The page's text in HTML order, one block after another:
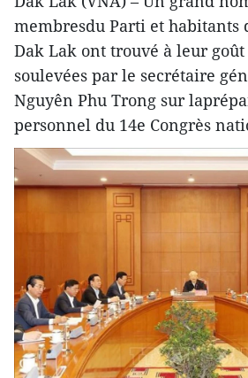
membresdu Parti et habitants
Dak Lak ont trouvé à leur
soulevées par le secrétaire
Nguyên Phu Trong sur
personnel du 14e Congrès